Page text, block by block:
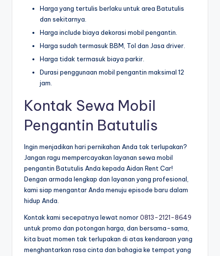
Harga yang tertulis berlaku untuk area Batutulis
dan sekitarnya.
Harga include biaya dekorasi mobil pengantin.
Harga sudah termasuk BBM, Tol dan Jasa driver.
Harga tidak termasuk biaya parkir.
Durasi penggunaan mobil pengantin maksimal 12
jam.
Kontak Sewa Mobil
Pengantin Batutulis
Ingin menjadikan hari pernikahan Anda tak terlupakan?
Jangan ragu mempercayakan layanan sewa mobil
pengantin Batutulis Anda kepada Aidan Rent Car!
Dengan armada lengkap dan layanan yang profesional,
kami siap mengantar Anda menuju episode baru dalam
hidup Anda.
Kontak kami secepatnya lewat nomor0813-2121-8649
untuk promo dan potongan harga, dan bersama-sama,
kita buat momen tak terlupakan di atas kendaraan yang
menghantarkan rasa cinta dan bahagia ke tempat yang